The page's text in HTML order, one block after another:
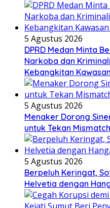
5 Agustus 2026
DPRD Medan Minta
Narkoba dan
Kebangkitan
5 Agustus 2026
Menaker Dorong
untuk Tekan
5 Agustus 2026
Berpeluh Keringat,
Helvetia dengan